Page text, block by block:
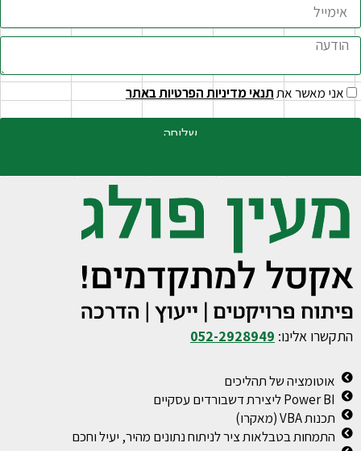
אני מאשר אתתנאי מדיניות הפרטיות באתר
שליחה
התקשרו אלינו: 052-2928949
אוטומציה של תהליכים
Power BI ליצירת דשבורדים עסקיים
תכנות VBA (מאקרו)
התמחות בטבלאות ציר לניתוח נתונים מהיר, יעיל וחכם